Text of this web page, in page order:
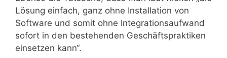
Lösung einfach, ganz ohne Installation von
Software und somit ohne Integrationsaufwand
sofort in den bestehenden Geschäftspraktiken
einsetzen kann“.